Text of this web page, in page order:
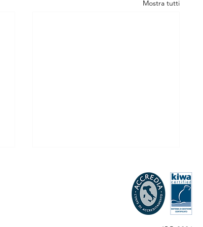
Mostra tutti
maternità/paternità dopo il
Notizia Flash n. 16/2026 L’Inps,
con messaggio n. 1343 del 21